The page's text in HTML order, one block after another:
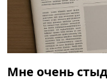
Мне очень